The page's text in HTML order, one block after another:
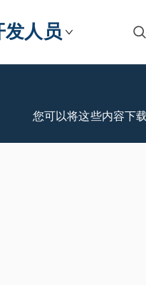
发人员
您可以将这些内容下